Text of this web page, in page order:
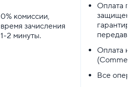
0% комиссии,
время зачисления
1-2 минуты.
Оплата
Оплата
Все